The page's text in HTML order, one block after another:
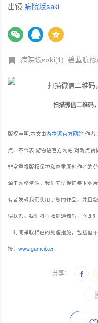
出镜-病院坂saki
病院坂saki(1) 碧蓝航线
扫描微信二维码
版权声明:本文由游物语官方网站 作者
点，不代表 游物语官方网站 对观点赞
非常重视版权保护和尊重原创作者的
源于网络资源，我们无法保证每张图
有者发现我们使用了您的作品，并且
得联系。我们将在收到通知后，立即
一时间采取相应的处理措施，包括但
接：www.gameib.cn
分享：